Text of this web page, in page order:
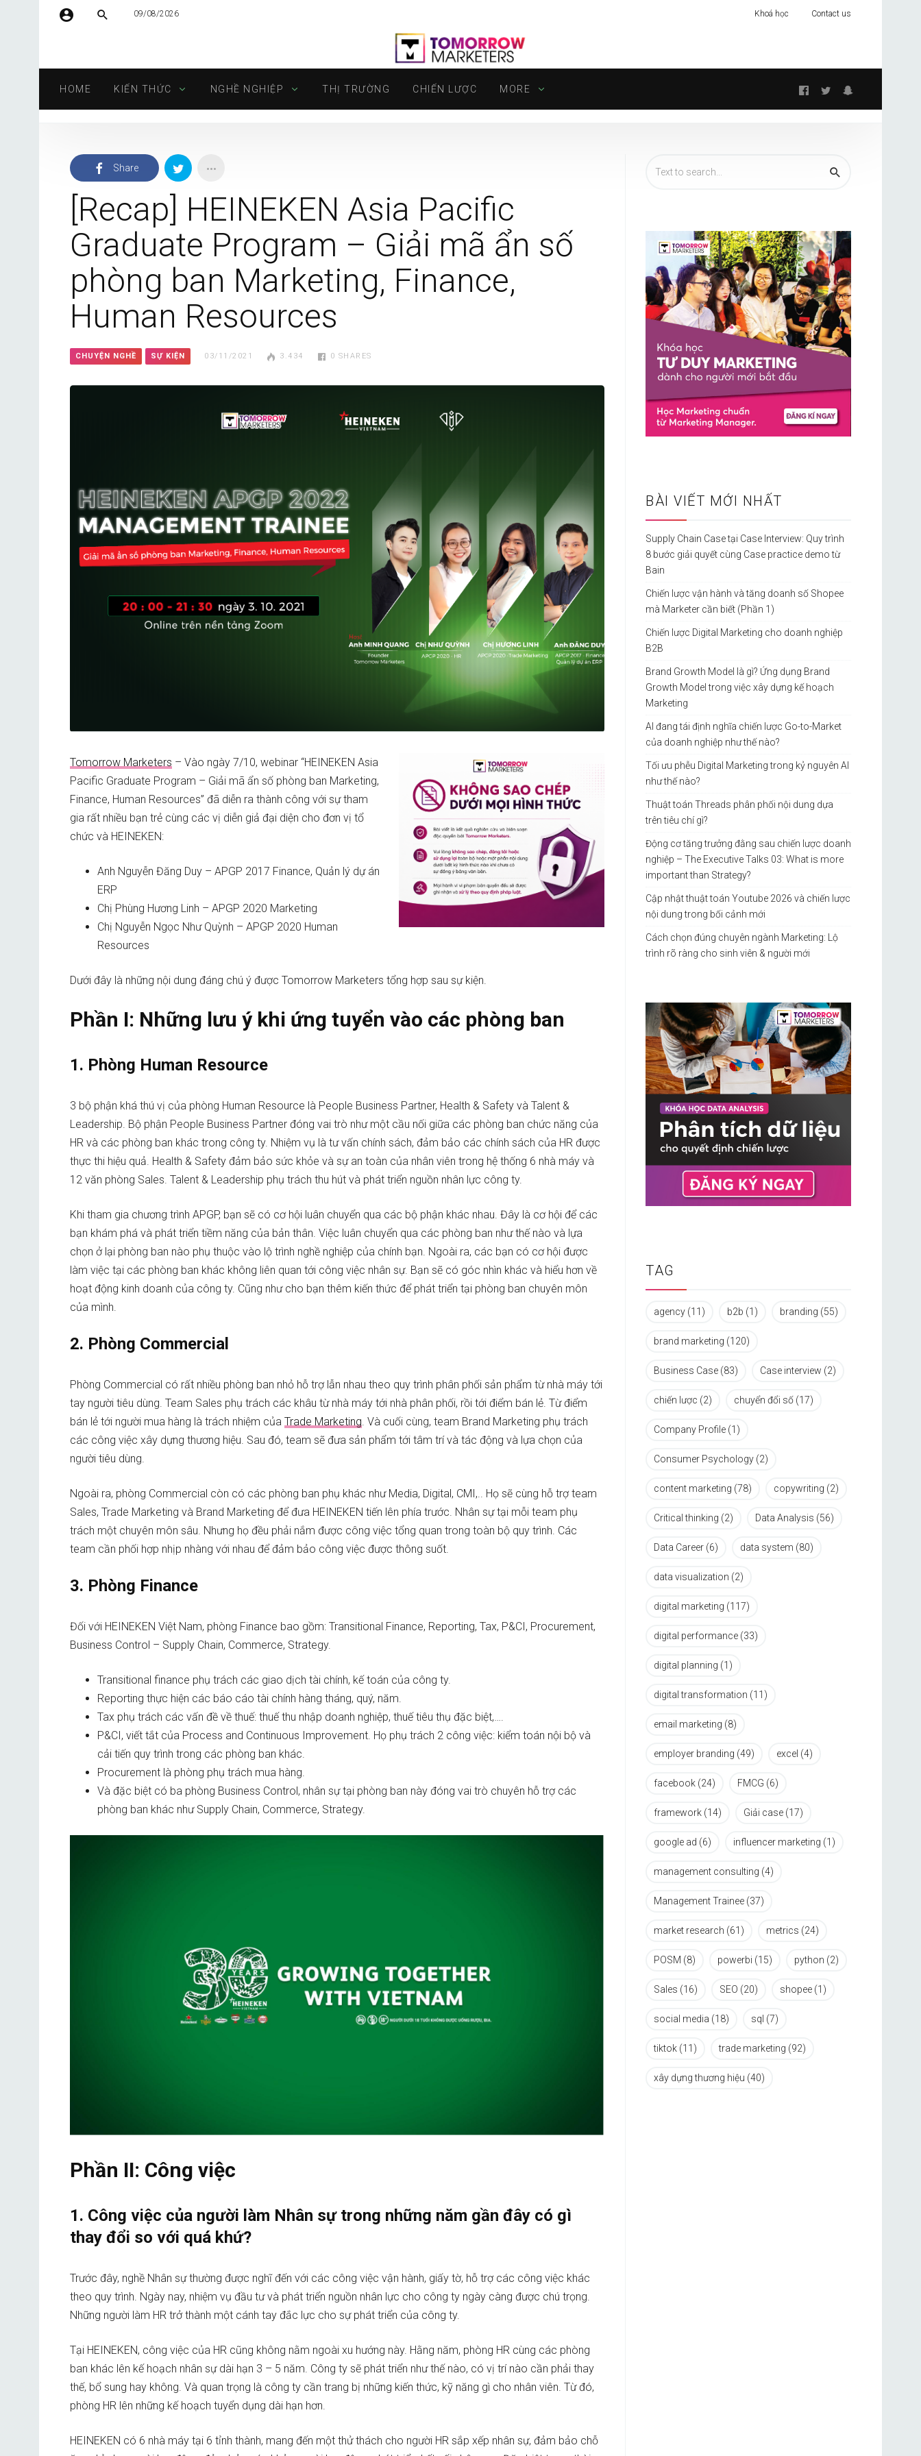
Mật khẩu
Tự động đăng nhập
09/08/2026 Khoá học Contact us
HOME KIẾN THỨC NGHỀ NGHIỆP THỊ TRƯỜNG CHIẾN LƯỢC MORE Follow
Share
[Recap] HEINEKEN Asia Pacific
Graduate Program – Giải mã ẩn số
phòng ban Marketing, Finance,
Human Resources
CHUYỆN NGHỀ SỰ KIỆN 03/11/2021 3.434 0 SHARES
Tomorrow Marketers – Vào ngày 7/10, webinar “HEINEKEN Asia
Pacific Graduate Program – Giải mã ẩn số phòng ban Marketing,
Finance, Human Resources” đã diễn ra thành công với sự tham
gia rất nhiều bạn trẻ cùng các vị diễn giả đại diện cho đơn vị tổ
chức và HEINEKEN:
Anh Nguyễn Đăng Duy – APGP 2017 Finance, Quản lý dự án
ERP
Chị Phùng Hương Linh – APGP 2020 Marketing
Chị Nguyễn Ngọc Như Quỳnh – APGP 2020 Human
Resources
Dưới đây là những nội dung đáng chú ý được Tomorrow Marketers tổng hợp sau sự kiện.
Phần I: Những lưu ý khi ứng tuyển vào các phòng ban
1. Phòng Human Resource
3 bộ phận khá thú vị của phòng Human Resource là People Business Partner, Health & Safety và Talent &
Leadership. Bộ phận People Business Partner đóng vai trò như một cầu nối giữa các phòng ban chức năng của
HR và các phòng ban khác trong công ty. Nhiệm vụ là tư vấn chính sách, đảm bảo các chính sách của HR được
thực thi hiệu quả. Health & Safety đảm bảo sức khỏe và sự an toàn của nhân viên trong hệ thống 6 nhà máy và
12 văn phòng Sales. Talent & Leadership phụ trách thu hút và phát triển nguồn nhân lực công ty.
Khi tham gia chương trình APGP, bạn sẽ có cơ hội luân chuyển qua các bộ phận khác nhau. Đây là cơ hội để các
bạn khám phá và phát triển tiềm năng của bản thân. Việc luân chuyển qua các phòng ban như thế nào và lựa
chọn ở lại phòng ban nào phụ thuộc vào lộ trình nghề nghiệp của chính bạn. Ngoài ra, các bạn có cơ hội được
làm việc tại các phòng ban khác không liên quan tới công việc nhân sự. Bạn sẽ có góc nhìn khác và hiểu hơn về
hoạt động kinh doanh của công ty. Cũng như cho bạn thêm kiến thức để phát triển tại phòng ban chuyên môn
của mình.
2. Phòng Commercial
Phòng Commercial có rất nhiều phòng ban nhỏ hỗ trợ lẫn nhau theo quy trình phân phối sản phẩm từ nhà máy tới
tay người tiêu dùng. Team Sales phụ trách các khâu từ nhà máy tới nhà phân phối, rồi tới điểm bán lẻ. Từ điểm
bán lẻ tới người mua hàng là trách nhiệm của Trade Marketing. Và cuối cùng, team Brand Marketing phụ trách
các công việc xây dựng thương hiệu. Sau đó, team sẽ đưa sản phẩm tới tâm trí và tác động và lựa chọn của
người tiêu dùng.
Ngoài ra, phòng Commercial còn có các phòng ban phụ khác như Media, Digital, CMI,.. Họ sẽ cùng hỗ trợ team
Sales, Trade Marketing và Brand Marketing để đưa HEINEKEN tiến lên phía trước. Nhân sự tại mỗi team phụ
trách một chuyên môn sâu. Nhưng họ đều phải nắm được công việc tổng quan trong toàn bộ quy trình. Các
team cần phối hợp nhịp nhàng với nhau để đảm bảo công việc được thông suốt.
3. Phòng Finance
Đối với HEINEKEN Việt Nam, phòng Finance bao gồm: Transitional Finance, Reporting, Tax, P&CI, Procurement,
Business Control – Supply Chain, Commerce, Strategy.
Transitional finance phụ trách các giao dịch tài chính, kế toán của công ty.
Reporting thực hiện các báo cáo tài chính hàng tháng, quý, năm.
Tax phụ trách các vấn đề về thuế: thuế thu nhập doanh nghiệp, thuế tiêu thụ đặc biệt,….
P&CI, viết tắt của Process and Continuous Improvement. Họ phụ trách 2 công việc: kiểm toán nội bộ và
cải tiến quy trình trong các phòng ban khác.
Procurement là phòng phụ trách mua hàng.
Và đặc biệt có ba phòng Business Control, nhân sự tại phòng ban này đóng vai trò chuyên hỗ trợ các
phòng ban khác như Supply Chain, Commerce, Strategy.
Phần II: Công việc
1. Công việc của người làm Nhân sự trong những năm gần đây có gì
thay đổi so với quá khứ?
Trước đây, nghề Nhân sự thường được nghĩ đến với các công việc vận hành, giấy tờ, hỗ trợ các công việc khác
theo quy trình. Ngày nay, nhiệm vụ đầu tư và phát triển nguồn nhân lực cho công ty ngày càng được chú trọng.
Những người làm HR trở thành một cánh tay đắc lực cho sự phát triển của công ty.
Tại HEINEKEN, công việc của HR cũng không nằm ngoài xu hướng này. Hằng năm, phòng HR cùng các phòng
ban khác lên kế hoạch nhân sự dài hạn 3 – 5 năm. Công ty sẽ phát triển như thế nào, có vị trí nào cần phải thay
thế, bổ sung hay không. Và quan trọng là công ty cần trang bị những kiến thức, kỹ năng gì cho nhân viên. Từ đó,
phòng HR lên những kế hoạch tuyển dụng dài hạn hơn.
HEINEKEN có 6 nhà máy tại 6 tỉnh thành, mang đến một thử thách cho người HR sắp xếp nhân sự, đảm bảo chỗ
BÀI VIẾT MỚI NHẤT
Supply Chain Case tại Case Interview: Quy trình
8 bước giải quyết cùng Case practice demo từ
Bain
Chiến lược vận hành và tăng doanh số Shopee
mà Marketer cần biết (Phần 1)
Chiến lược Digital Marketing cho doanh nghiệp
B2B
Brand Growth Model là gì? Ứng dụng Brand
Growth Model trong việc xây dựng kế hoạch
Marketing
AI đang tái định nghĩa chiến lược Go-to-Market
của doanh nghiệp như thế nào?
Tối ưu phễu Digital Marketing trong kỷ nguyên AI
như thế nào?
Thuật toán Threads phân phối nội dung dựa
trên tiêu chí gì?
Động cơ tăng trưởng đằng sau chiến lược doanh
nghiệp – The Executive Talks 03: What is more
important than Strategy?
Cập nhật thuật toán Youtube 2026 và chiến lược
nội dung trong bối cảnh mới
Cách chọn đúng chuyên ngành Marketing: Lộ
trình rõ ràng cho sinh viên & người mới
TAG
agency (11) b2b (1) branding (55)
brand marketing (120)
Business Case (83) Case interview (2)
chiến lược (2) chuyển đổi số (17)
Company Profile (1)
Consumer Psychology (2)
content marketing (78) copywriting (2)
Critical thinking (2) Data Analysis (56)
Data Career (6) data system (80)
data visualization (2)
digital marketing (117)
digital performance (33)
digital planning (1)
digital transformation (11)
email marketing (8)
employer branding (49) excel (4)
facebook (24) FMCG (6)
framework (14) Giải case (17)
google ad (6) influencer marketing (1)
management consulting (4)
Management Trainee (37)
market research (61) metrics (24)
POSM (8) powerbi (15) python (2)
Sales (16) SEO (20) shopee (1)
social media (18) sql (7)
tiktok (11) trade marketing (92)
xây dựng thương hiệu (40)